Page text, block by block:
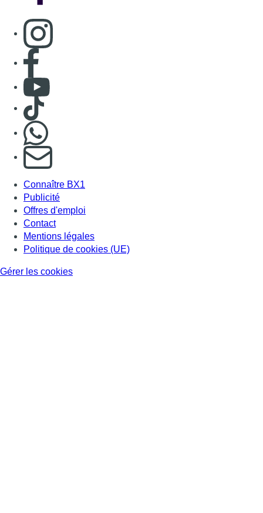
Consulter page Instagram
Consulter page Facebook
Consulter Youtube
Consulter TikTok
S'abonner à notre newsletter
Connaître BX1
Publicité
Offres d'emploi
Contact
Mentions légales
Politique de cookies (UE)
Gérer les cookies